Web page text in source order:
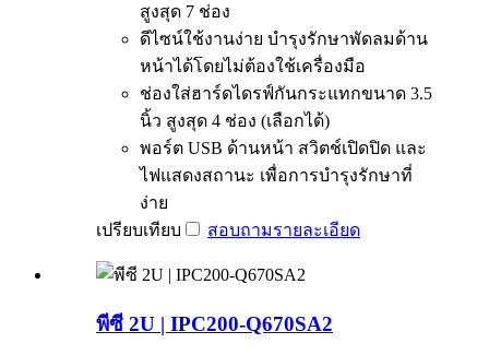
สูงสุด 7 ช่อง
ดีไซน์ใช้งานง่าย บำรุงรักษาพัดลมด้าน
หน้าได้โดยไม่ต้องใช้เครื่องมือ
ช่องใส่ฮาร์ดไดรฟ์กันกระแทกขนาด 3.5
นิ้ว สูงสุด 4 ช่อง (เลือกได้)
พอร์ต USB ด้านหน้า สวิตช์เปิดปิด และ
ไฟแสดงสถานะ เพื่อการบำรุงรักษาที่
ง่าย
เปรียบเทียบ
สอบถามรายละเอียด
พีซี 2U | IPC200-Q670SA2